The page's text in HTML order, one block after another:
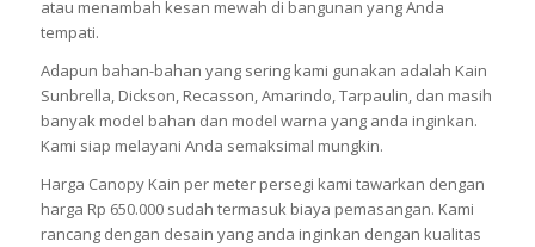
atau menambah kesan mewah di bangunan yang Anda
tempati.
Adapun bahan-bahan yang sering kami gunakan adalah Kain
Sunbrella, Dickson, Recasson, Amarindo, Tarpaulin, dan masih
banyak model bahan dan model warna yang anda inginkan.
Kami siap melayani Anda semaksimal mungkin.
Harga Canopy Kain per meter persegi kami tawarkan dengan
harga Rp 650.000 sudah termasuk biaya pemasangan. Kami
rancang dengan desain yang anda inginkan dengan kualitas